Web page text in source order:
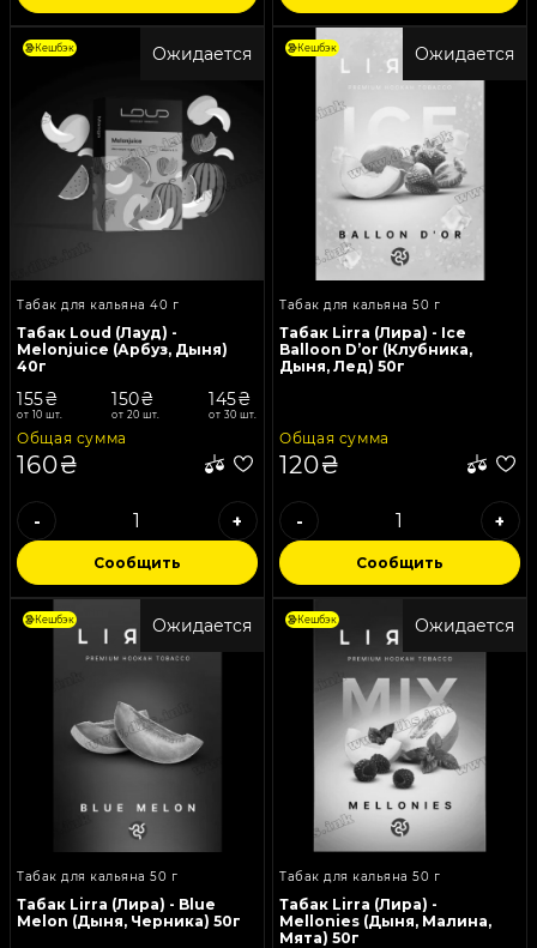
Ожидается
Кешбэк
Табак для кальяна 40 г
Табак Loud (Лауд) -
Melonjuice (Арбуз, Дыня)
40г
155₴
от 10 шт.
150₴
от 20 шт.
145₴
от 30 шт.
Общая сумма
160₴
- +
Сообщить
Ожидается
Кешбэк
Табак для кальяна 50 г
Табак Lirra (Лира) - Ice
Balloon D’or (Клубника,
Дыня, Лед) 50г
Общая сумма
120₴
- +
Сообщить
Ожидается
Кешбэк
Табак для кальяна 50 г
Табак Lirra (Лира) - Blue
Melon (Дыня, Черника) 50г
Ожидается
Кешбэк
Табак для кальяна 50 г
Табак Lirra (Лира) -
Mellonies (Дыня, Малина,
Мята) 50г